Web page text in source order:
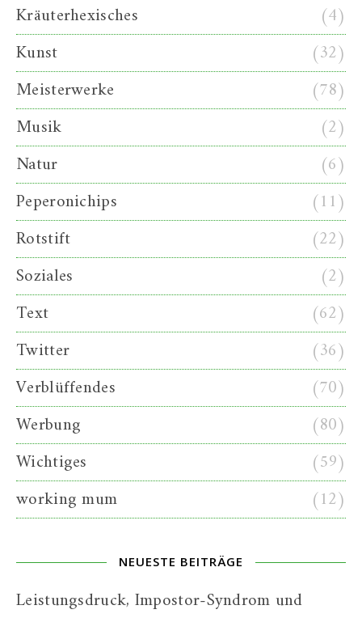
Kräuterhexisches
(4)
Kunst
(32)
Meisterwerke
(78)
Musik
(2)
Natur
(6)
Peperonichips
(11)
Rotstift
(22)
Soziales
(2)
Text
(62)
Twitter
(36)
Verblüffendes
(70)
Werbung
(80)
Wichtiges
(59)
working mum
(12)
NEUESTE BEITRÄGE
Leistungsdruck, Impostor-Syndrom und